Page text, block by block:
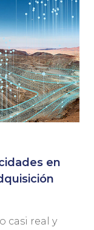
en
casi real y